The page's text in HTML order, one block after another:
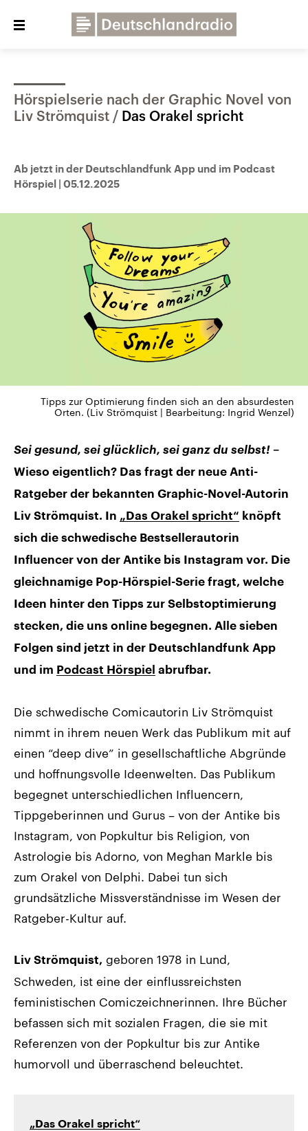
Close
Deutschlandfunk
Deutschlandfunk Kultur
Über uns Programme Presse
Dialog und Kontakt Veranstaltungen
Hörspielserie nach der Graphic Novel von
Liv Strömquist
Das Orakel spricht
Ab jetzt in der Deutschlandfunk App und im Podcast
Hörspiel
05.12.2025
Tipps zur Optimierung finden sich an den absurdesten
Orten. (Liv Strömquist | Bearbeitung: Ingrid Wenzel)
Sei gesund, sei glücklich, sei ganz du selbst! –
Wieso eigentlich? Das fragt der neue Anti-
Ratgeber der bekannten Graphic-Novel-Autorin
Liv Strömquist. In „Das Orakel spricht“ knöpft
sich die schwedische Bestsellerautorin
Influencer von der Antike bis Instagram vor. Die
gleichnamige Pop-Hörspiel-Serie fragt, welche
Ideen hinter den Tipps zur Selbstoptimierung
stecken, die uns online begegnen. Alle sieben
Folgen sind jetzt in der Deutschlandfunk App
und im Podcast Hörspiel abrufbar.
Die schwedische Comicautorin Liv Strömquist
nimmt in ihrem neuen Werk das Publikum mit auf
einen “deep dive” in gesellschaftliche Abgründe
und hoffnungsvolle Ideenwelten. Das Publikum
begegnet unterschiedlichen Influencern,
Tippgeberinnen und Gurus – von der Antike bis
Instagram, von Popkultur bis Religion, von
Astrologie bis Adorno, von Meghan Markle bis
zum Orakel von Delphi. Dabei tun sich
grundsätzliche Missverständnisse im Wesen der
Ratgeber-Kultur auf.
Liv Strömquist, geboren 1978 in Lund,
Schweden, ist eine der einflussreichsten
feministischen Comiczeichnerinnen. Ihre Bücher
befassen sich mit sozialen Fragen, die sie mit
Referenzen von der Popkultur bis zur Antike
humorvoll und überraschend beleuchtet.
„Das Orakel spricht“